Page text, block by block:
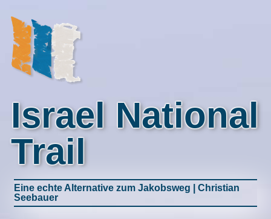
Israel National
Trail
Eine echte Alternative zum Jakobsweg | Christian
Seebauer